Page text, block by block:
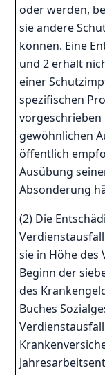
oder werden,
sie andere
können. Eine
und 2 erhält
einer
spezifischen
vorgeschrieben
gewöhnlichen
öffentlich
Ausübung
Absonderung
(2) Die
sie in Höhe des
Beginn der
des
Buches